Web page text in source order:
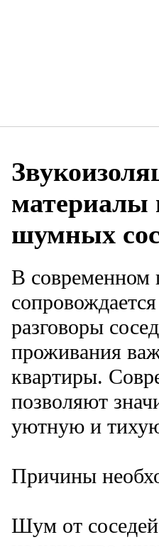
материалы
шумных
В современном
разговоры
проживания
квартиры.
позволяют
уютную и
Причины
Шум от соседей